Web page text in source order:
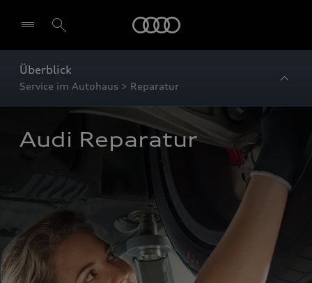
Überblick
Service im Autohaus > Reparatur
Audi Reparatur